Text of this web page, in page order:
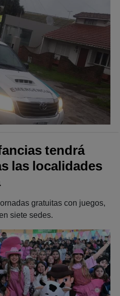
tendrá
las localidades
gratuitas con juegos,
siete sedes.